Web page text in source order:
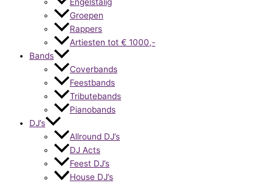
Groepen
Rappers
Artiesten tot € 1000,-
Bands
Coverbands
Feestbands
Tributebands
Pianobands
DJ’s
Allround DJ’s
DJ Acts
Feest DJ’s
House DJ’s